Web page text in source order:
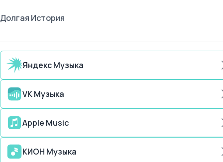
Долгая История
Яндекс Музыка
VK Музыка
Apple Music
КИОН Музыка